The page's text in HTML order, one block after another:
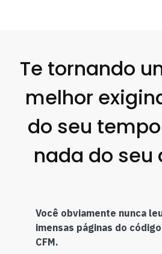
Te tornando
melhor
do seu
nada do seu
Você obviamente nunca
imensas páginas do
CFM.